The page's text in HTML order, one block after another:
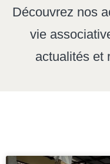
Découvrez nos
vie
actualités et